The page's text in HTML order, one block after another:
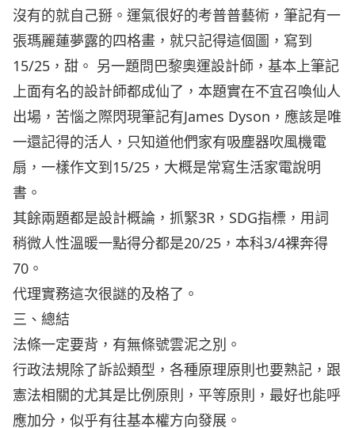
沒有的就自己掰。運氣很好的考普普藝術，筆記有一
張瑪麗蓮夢露的四格畫，就只記得這個圖，寫到
15/25，甜。 另一題問巴黎奧運設計師，基本上筆記
上面有名的設計師都成仙了，本題實在不宜召喚仙人
出場，苦惱之際閃現筆記有James Dyson，應該是唯
一還記得的活人，只知道他們家有吸塵器吹風機電
扇，一樣作文到15/25，大概是常寫生活家電說明
書。
其餘兩題都是設計概論，抓緊3R，SDG指標，用詞
稍微人性溫暖一點得分都是20/25，本科3/4裸奔得
70。
代理實務這次很謎的及格了。
三、總結
法條一定要背，有無條號雲泥之別。
行政法規除了訴訟類型，各種原理原則也要熟記，跟
憲法相關的尤其是比例原則，平等原則，最好也能呼
應加分，似乎有往基本權方向發展。